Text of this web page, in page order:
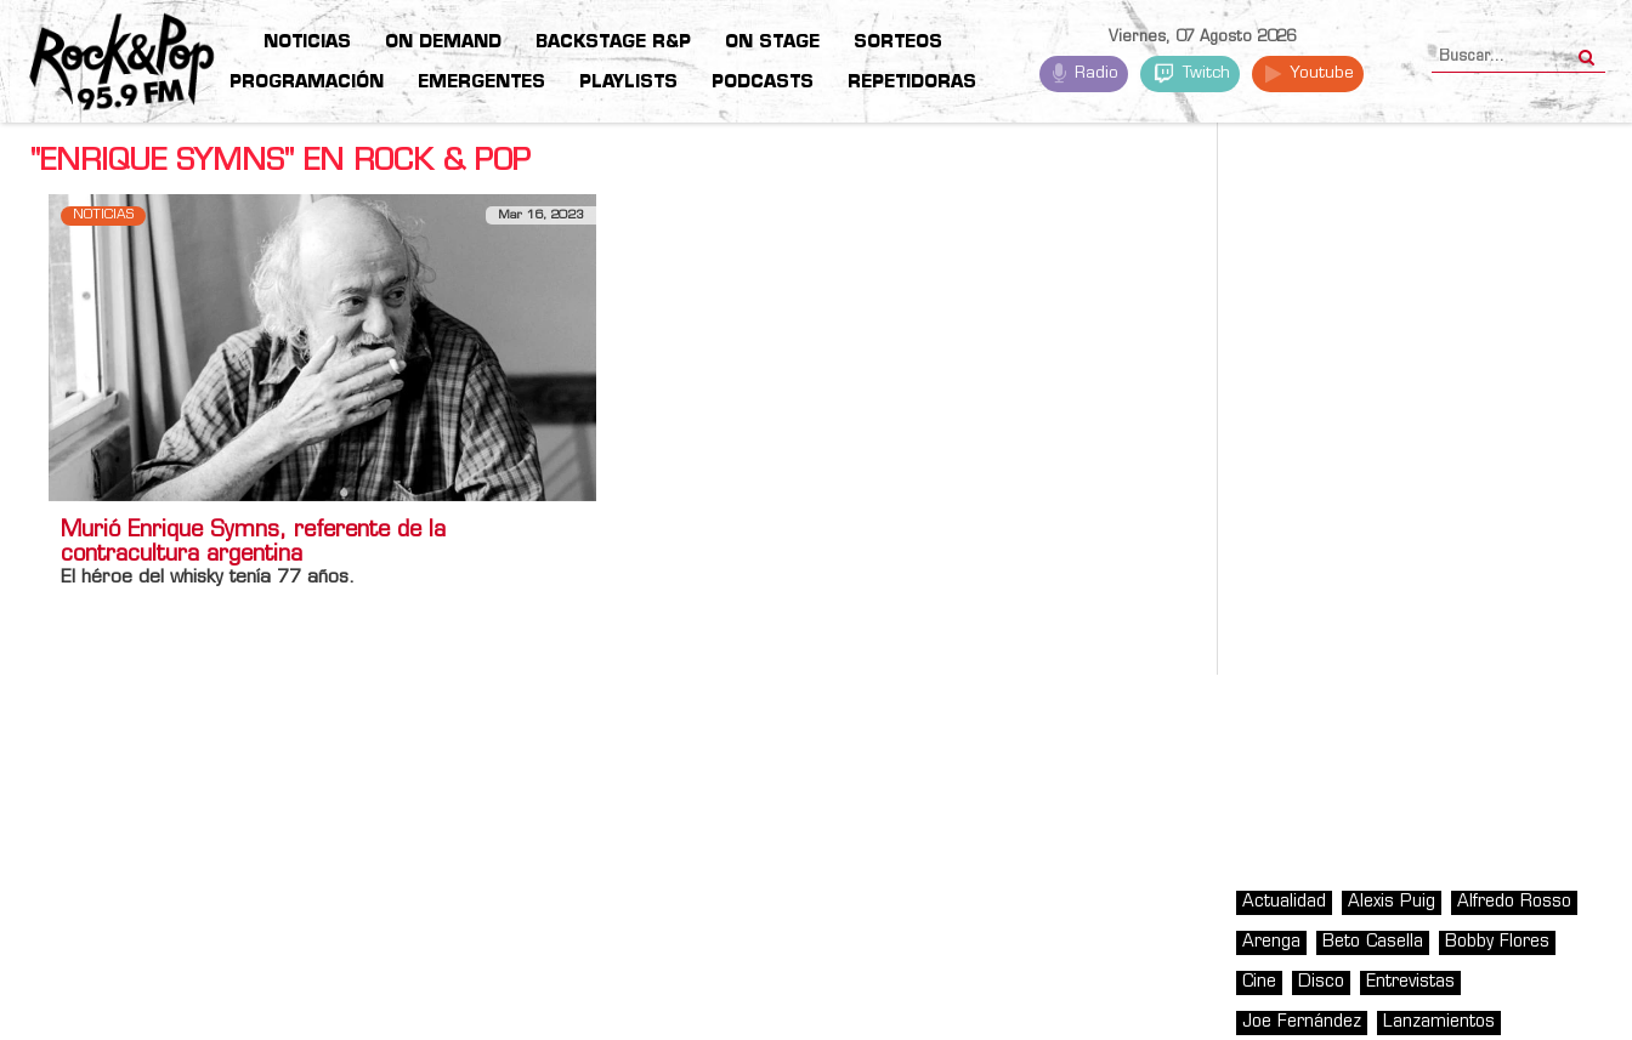
NOTICIAS ON DEMAND BACKSTAGE R&P ON STAGE SORTEOS
PROGRAMACIÓN EMERGENTES PLAYLISTS PODCASTS REPETIDORAS
Viernes, 07 Agosto 2026
Radio Twitch Youtube
"ENRIQUE SYMNS" EN ROCK & POP
NOTICIAS Mar 16, 2023
Murió Enrique Symns, referente de la
contracultura argentina
El héroe del whisky tenía 77 años.
Actualidad Alexis Puig Alfredo Rosso
Arenga Beto Casella Bobby Flores
Cine Disco Entrevistas
Joe Fernández Lanzamientos